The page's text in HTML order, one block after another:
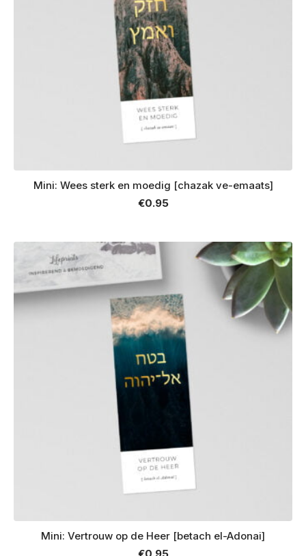
Mini: Wees sterk en moedig [chazak ve-emaats]
€0.95
Mini: Vertrouw op de Heer [betach el-Adonai]